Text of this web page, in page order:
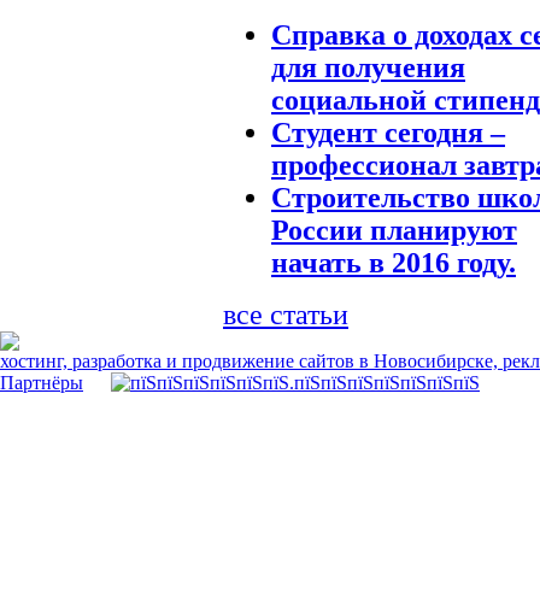
Справка о доходах
для получения
социальной
Студент сегодня –
профессионал
Строительство
России планируют
начать в 2016 году.
все статьи
хостинг, разработка и продвижение сайтов в Новосибирске,
Партнёры